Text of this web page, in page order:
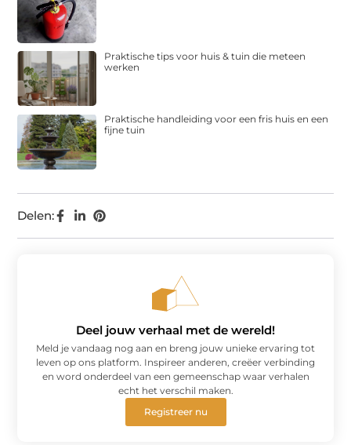
Delen:
Praktische tips voor huis & tuin die meteen
werken
Praktische handleiding voor een fris huis en een
fijne tuin
Deel jouw verhaal met de wereld!
Meld je vandaag nog aan en breng jouw unieke ervaring tot
leven op ons platform. Inspireer anderen, creëer verbinding
en word onderdeel van een gemeenschap waar verhalen
echt het verschil maken.
Registreer nu